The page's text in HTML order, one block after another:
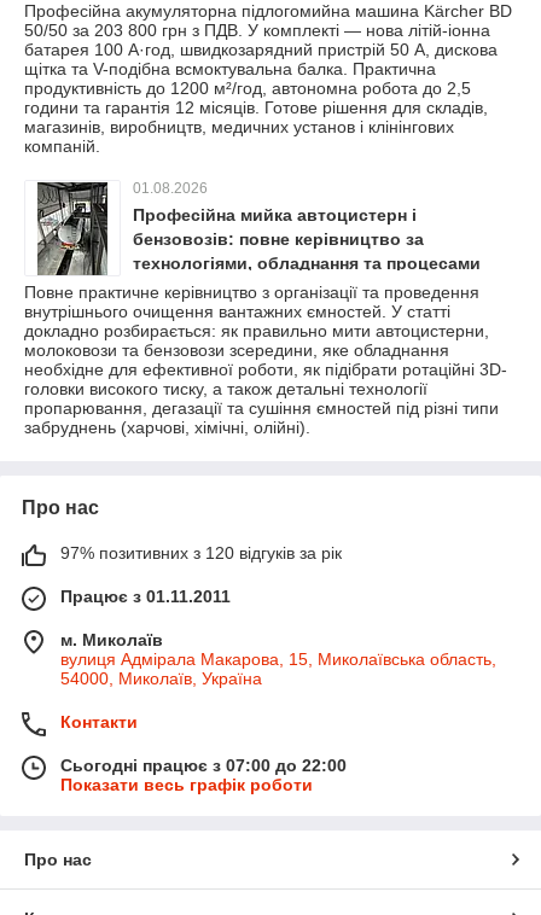
Професійна акумуляторна підлогомийна машина Kärcher BD
50/50 за 203 800 грн з ПДВ. У комплекті — нова літій-іонна
батарея 100 А·год, швидкозарядний пристрій 50 А, дискова
щітка та V-подібна всмоктувальна балка. Практична
продуктивність до 1200 м²/год, автономна робота до 2,5
години та гарантія 12 місяців. Готове рішення для складів,
магазинів, виробництв, медичних установ і клінінгових
компаній.
01.08.2026
Професійна мийка автоцистерн і
бензовозів: повне керівництво за
технологіями, обладнання та процесами
очищення
Повне практичне керівництво з організації та проведення
внутрішнього очищення вантажних ємностей. У статті
докладно розбирається: як правильно мити автоцистерни,
молоковози та бензовози зсередини, яке обладнання
необхідне для ефективної роботи, як підібрати ротаційні 3D-
головки високого тиску, а також детальні технології
пропарювання, дегазації та сушіння ємностей під різні типи
забруднень (харчові, хімічні, олійні).
Про нас
97% позитивних з 120 відгуків за рік
Працює з 01.11.2011
м. Миколаїв
вулиця Адмірала Макарова, 15, Миколаївська область,
54000, Миколаїв, Україна
Контакти
Сьогодні працює з 07:00 до 22:00
Показати весь графік роботи
Про нас